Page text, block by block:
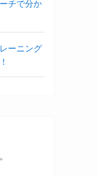
チで分か
ーニング